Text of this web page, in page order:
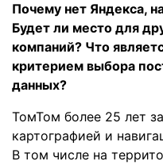
Почему нет Яндекса,
Будет ли место для
компаний? Что
критерием выбора
данных?
ТомТом более 25 лет
картографией и
В том числе на